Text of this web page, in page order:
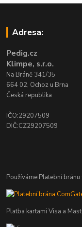
Adresa:
Pedig.cz
Klimpe, s.r.o.
Na Bráně 341/35
664 02, Ochoz u Brna
Česká republika
IČO:29207509
DIČ:CZ29207509
Používáme Platební
Platba kartami Visa a